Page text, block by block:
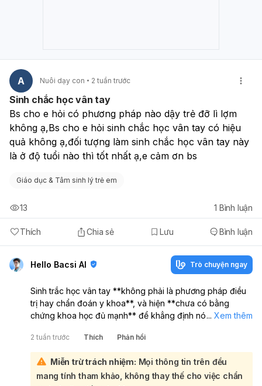
A Nuôi dạy con 2 tuần trước
Sinh chắc học vân tay
Bs cho e hỏi có phương pháp nào dậy trẻ đỡ lì lợm
không ạ,Bs cho e hỏi sinh chắc học vân tay có hiệu
quả không ạ,đối tượng làm sinh chắc học vân tay này
là ở độ tuổi nào thì tốt nhất ạ,e cảm ơn bs
Giáo dục & Tâm sinh lý trẻ em
Thích Chia sẻ Lưu Bình luận
13 1 Bình luận
Hello Bacsi AI Trò chuyện ngay
Sinh trắc học vân tay **không phải là phương pháp điều
trị hay chẩn đoán y khoa**, và hiện **chưa có bằng
chứng khoa học đủ mạnh** để khẳng định nó giúp “dạy
gia đình muốn thử thì chỉ nên xem như **một công cụ
tham khảo**, không nên kỳ vọng quá nhiều:
Về việc trẻ “lì lợm”, thường hiệu quả hơn là:thiết lập nề
nếp rõ ràng, khen thưởng hành vi tốt, quy tắc ngắn
... Xem thêm
2 tuần trước Thích Phản hồi
Miễn trừ trách nhiệm: Mọi thông tin trên đều
mang tính tham khảo, không thay thế cho việc chẩn